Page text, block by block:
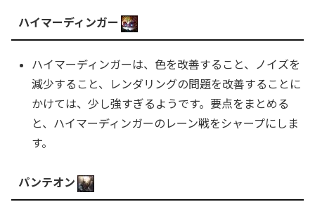
ハイマーディンガー
ハイマーディンガーは、色を改善すること、ノイズを
減少すること、レンダリングの問題を改善することに
かけては、少し強すぎるようです。要点をまとめる
と、ハイマーディンガーのレーン戦をシャープにしま
す。
パンテオン